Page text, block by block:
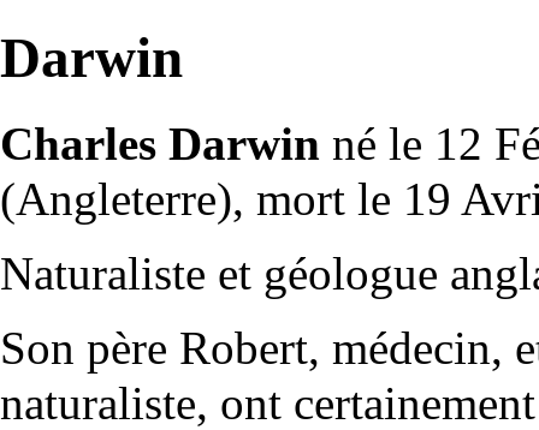
Darwin
Charles Darwin né le 12
(Angleterre), mort le 19
Naturaliste et géologue
Son père Robert, médecin,
naturaliste, ont